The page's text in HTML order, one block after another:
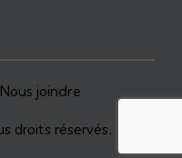
Nous joindre
droits réservés.